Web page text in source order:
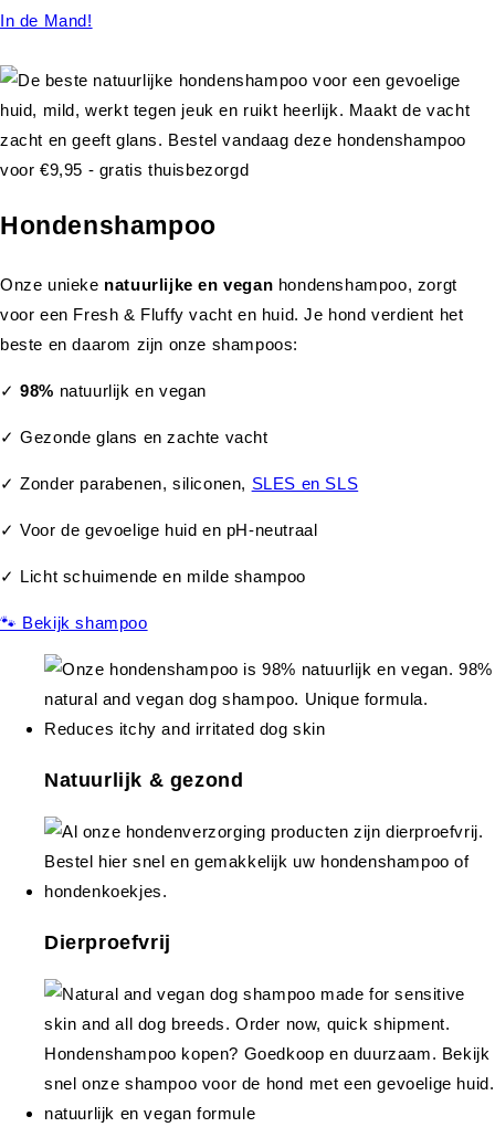
In de Mand!
Hondenshampoo
Onze unieke natuurlijke en vegan hondenshampoo, zorgt
voor een Fresh & Fluffy vacht en huid. Je hond verdient het
beste en daarom zijn onze shampoos:
✓98% natuurlijk en vegan
✓ Gezonde glans en zachte vacht
✓ Zonder parabenen, siliconen, SLES en SLS
✓ Voor de gevoelige huid en pH-neutraal
✓ Licht schuimende en milde shampoo
🐾 Bekijk shampoo
Natuurlijk & gezond
Dierproefvrij